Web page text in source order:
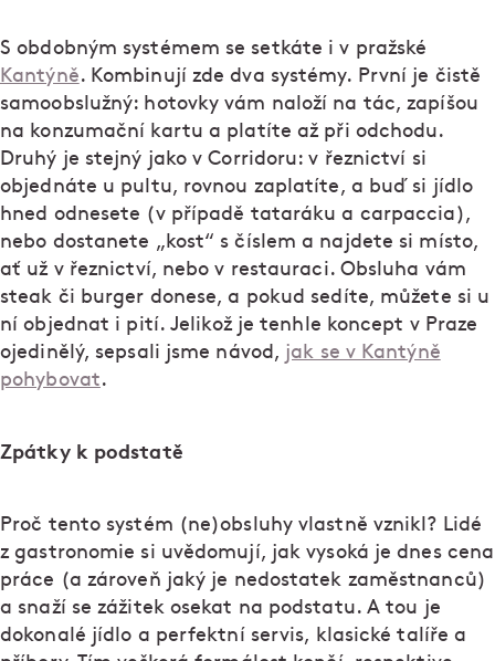
S obdobným systémem se setkáte i v pražské
Kantýně. Kombinují zde dva systémy. První je čistě
samoobslužný: hotovky vám naloží na tác, zapíšou
na konzumační kartu a platíte až při odchodu.
Druhý je stejný jako v Corridoru: v řeznictví si
objednáte u pultu, rovnou zaplatíte, a buď si jídlo
hned odnesete (v případě tataráku a carpaccia),
nebo dostanete „kost“ s číslem a najdete si místo,
ať už v řeznictví, nebo v restauraci. Obsluha vám
steak či burger donese, a pokud sedíte, můžete si u
ní objednat i pití. Jelikož je tenhle koncept v Praze
ojedinělý, sepsali jsme návod, jak se v Kantýně
pohybovat.
Zpátky k podstatě
Proč tento systém (ne)obsluhy vlastně vznikl? Lidé
z gastronomie si uvědomují, jak vysoká je dnes cena
práce (a zároveň jaký je nedostatek zaměstnanců)
a snaží se zážitek osekat na podstatu. A tou je
dokonalé jídlo a perfektní servis, klasické talíře a